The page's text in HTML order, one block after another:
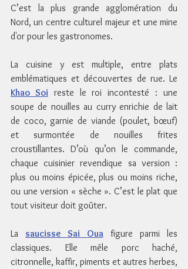
C’est la plus grande agglomération du
Nord, un centre culturel majeur et une mine
d'or pour les gastronomes.
La cuisine y est multiple, entre plats
Khao Soi reste le roi incontesté : une
soupe de nouilles au curry enrichie de lait
de coco, garnie de viande (poulet, bœuf)
et surmontée de nouilles frites
croustillantes. D’où qu’on le commande,
chaque cuisinier revendique sa version :
plus ou moins épicée, plus ou moins riche,
ou une version « sèche ». C’est le plat que
tout visiteur doit goûter.
La saucisse Sai Oua figure parmi les
classiques. Elle mêle porc haché,
citronnelle, kaffir, piments et autres herbes,